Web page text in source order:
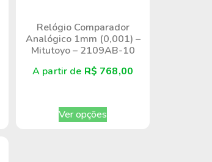
Relógio Comparador
Analógico 1mm (0,001) –
Mitutoyo – 2109AB-10
A partir de R$ 768,00
Ver opções